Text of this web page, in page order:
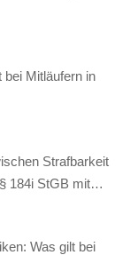
bei Mitläufern in
Strafbarkeit
184i StGB mit
Was gilt bei